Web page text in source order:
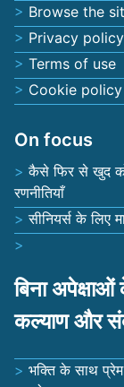
Browse the
Privacy policy
Terms of use
Cookie policy
On focus
कैसे फिर से खुद को
रणनीतियाँ
सीनियर्स के
बिना
कल्याण और
भक्ति के साथ